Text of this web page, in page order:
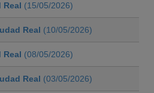
Real (15/05/2026)
Real (10/05/2026)
Real (08/05/2026)
Real (03/05/2026)